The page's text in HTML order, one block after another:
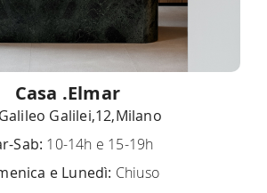
Casa .Elmar
Galilei,12,Milano
Sab: 10-14h e 15-19h
e Lunedì: Chiuso